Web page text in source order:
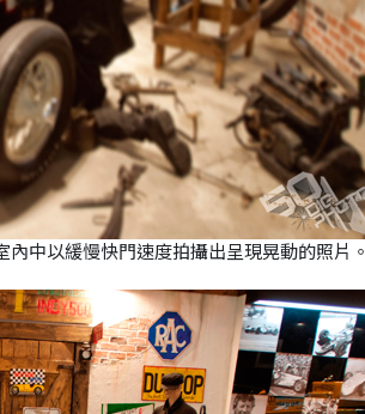
中以緩慢快門速度拍攝出呈現晃動的照片。